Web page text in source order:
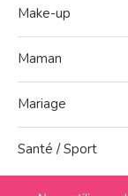
Make-up
Maman
Mariage
Santé / Sport